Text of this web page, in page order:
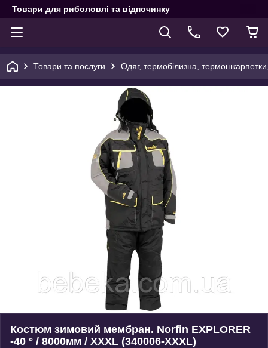
Товари для риболовлі та відпочинку
Товари та послуги Одяг, термобілизна,
Костюм зимовий мембран. Norfin EXPLORER
-40 ° / 8000мм / XXXL (340006-XXXL)